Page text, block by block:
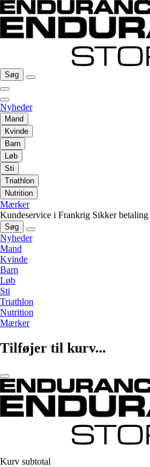
Søg
Nyheder
Mand
Kvinde
Barn
Løb
Sti
Triathlon
Nutrition
Mærker
Kundeservice i Frankrig Sikker betaling
Søg
Nyheder
Mand
Kvinde
Barn
Løb
Sti
Triathlon
Nutrition
Mærker
Tilføjer til kurv...
Kurv subtotal